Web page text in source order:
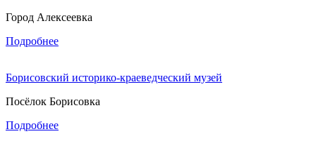
Город Алексеевка
Подробнее
Борисовский историко-краеведческий музей
Посёлок Борисовка
Подробнее